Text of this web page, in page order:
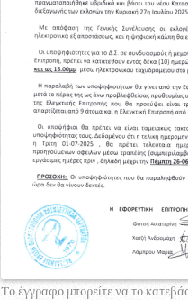
Το έγγραφο μπορείτε να το